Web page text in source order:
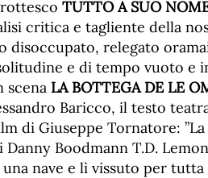
TUTTO A SUO
critica e tagliente della
disoccupato, relegato
e di tempo vuoto e
scena LA BOTTEGA DE LE
Baricco, il testo
di Giuseppe Tornatore: ”La
Boodmann T.D.
nave e lì vissuto per tutta